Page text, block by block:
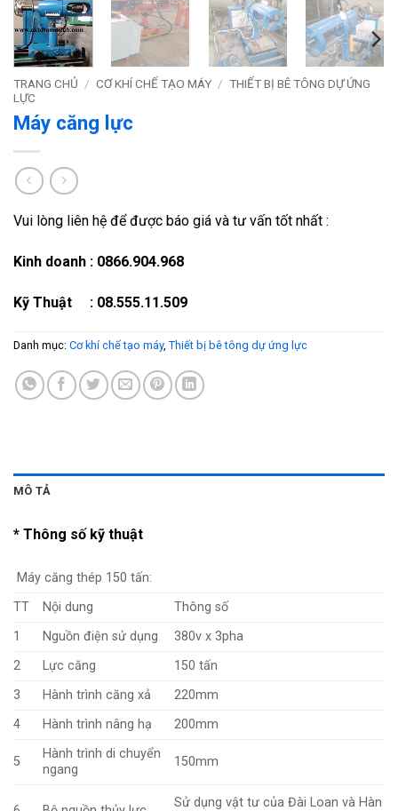
TRANG CHỦ / CƠ KHÍ CHẾ TẠO MÁY / THIẾT BỊ BÊ TÔNG DỰ ỨNG
LỰC
Máy căng lực
Vui lòng liên hệ để được báo giá và tư vấn tốt nhất :
Kinh doanh : 0866.904.968
Kỹ Thuật : 08.555.11.509
Danh mục: Cơ khí chế tạo máy, Thiết bị bê tông dự ứng lực
MÔ TẢ
* Thông số kỹ thuật
Máy căng thép 150 tấn:
TT
Nội dung
Thông số
1
Nguồn điện sử dụng
380v x 3pha
2
Lực căng
150 tấn
3
Hành trình căng xả
220mm
4
Hành trình nâng hạ 200mm
5
Hành trình di chuyển
ngang
150mm
Sử dụng vật tư của Đài Loan và Hàn